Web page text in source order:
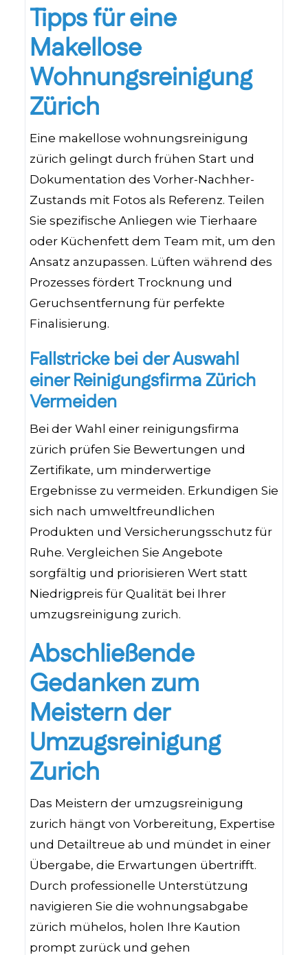
Tipps für eine
Makellose
Wohnungsreinigung
Zürich
Eine makellose wohnungsreinigung
zürich gelingt durch frühen Start und
Dokumentation des Vorher-Nachher-
Zustands mit Fotos als Referenz. Teilen
Sie spezifische Anliegen wie Tierhaare
oder Küchenfett dem Team mit, um den
Ansatz anzupassen. Lüften während des
Prozesses fördert Trocknung und
Geruchsentfernung für perfekte
Finalisierung.
Fallstricke bei der Auswahl
einer Reinigungsfirma Zürich
Vermeiden
Bei der Wahl einer reinigungsfirma
zürich prüfen Sie Bewertungen und
Zertifikate, um minderwertige
Ergebnisse zu vermeiden. Erkundigen Sie
sich nach umweltfreundlichen
Produkten und Versicherungsschutz für
Ruhe. Vergleichen Sie Angebote
sorgfältig und priorisieren Wert statt
Niedrigpreis für Qualität bei Ihrer
umzugsreinigung zurich.
Abschließende
Gedanken zum
Meistern der
Umzugsreinigung
Zurich
Das Meistern der umzugsreinigung
zurich hängt von Vorbereitung, Expertise
und Detailtreue ab und mündet in einer
Übergabe, die Erwartungen übertrifft.
Durch professionelle Unterstützung
navigieren Sie die wohnungsabgabe
zürich mühelos, holen Ihre Kaution
prompt zurück und gehen